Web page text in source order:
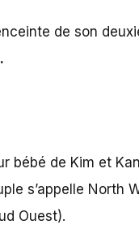
de son
bébé de Kim et
s’appelle North
Ouest).